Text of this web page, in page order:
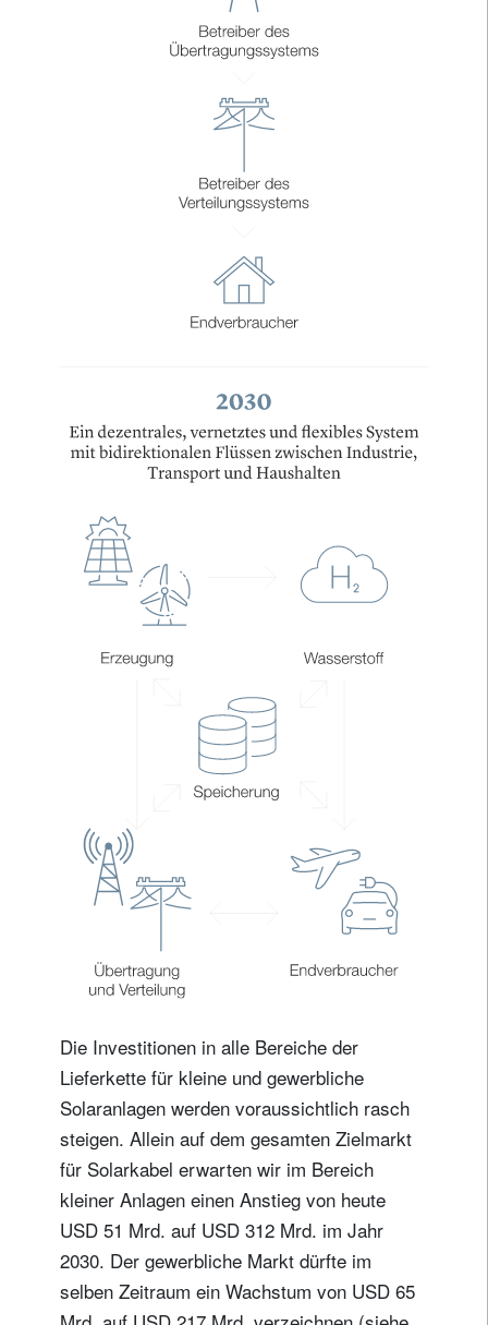
Die Investitionen in alle Bereiche der
Lieferkette für kleine und gewerbliche
Solaranlagen werden voraussichtlich rasch
steigen. Allein auf dem gesamten Zielmarkt
für Solarkabel erwarten wir im Bereich
kleiner Anlagen einen Anstieg von heute
USD 51 Mrd. auf USD 312 Mrd. im Jahr
2030. Der gewerbliche Markt dürfte im
selben Zeitraum ein Wachstum von USD 65